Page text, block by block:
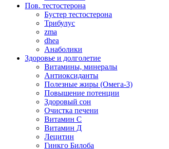
Пов. тестостерона
Бустер тестостерона
Трибулус
zma
dhea
Анаболики
Здоровье и долголетие
Витамины, минералы
Антиоксиданты
Полезные жиры (Омега-3)
Повышение потенции
Здоровый сон
Очистка печени
Витамин С
Витамин Д
Лецитин
Гинкго Билоба